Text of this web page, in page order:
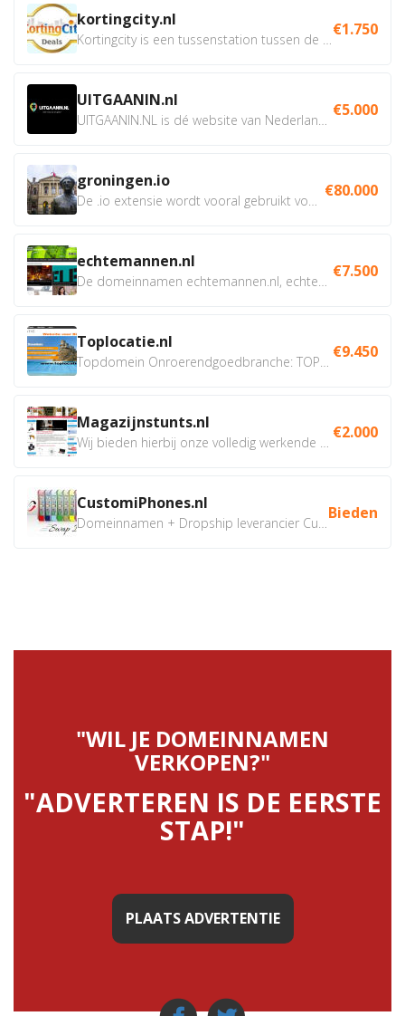
kortingcity.nl €1.750
UITGAANIN.nl €5.000
groningen.io €80.000
echtemannen.nl €7.500
Toplocatie.nl €9.450
Magazijnstunts.nl €2.000
CustomiPhones.nl Bieden
"WIL JE DOMEINNAMEN
VERKOPEN?"
"ADVERTEREN IS DE EERSTE
STAP!"
PLAATS ADVERTENTIE